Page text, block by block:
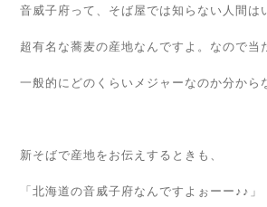
音威子府って、そば屋では知らない人間は
超有名な蕎麦の産地なんですよ。なので当
一般的にどのくらいメジャーなのか分から
新そばで産地をお伝えするときも、
「北海道の音威子府なんですよぉーー♪♪」